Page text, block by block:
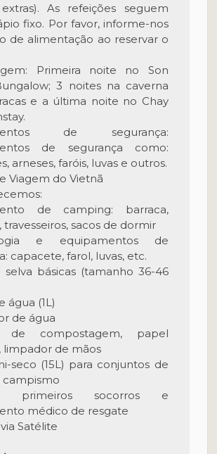
As refeições seguem
fixo. Por favor, informe-nos
de alimentação ao reservar o
Primeira noite no Son
3 noites na caverna
e a última noite no Chay
de segurança:
de segurança como:
arneses, faróis, luvas e outros.
Viagem do Vietnã
de camping: barraca,
travesseiros, sacos de dormir
e equipamentos de
capacete, farol, luvas, etc.
selva básicas (tamanho 36-46
água (1L)
de água
de compostagem, papel
limpador de mãos
seco (15L) para conjuntos de
campismo
primeiros socorros e
médico de resgate
Satélite